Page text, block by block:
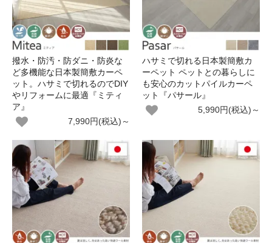
撥水・防汚・防ダニ・防炎な
ど多機能な日本製簡敷カーペ
ット。ハサミで切れるのでDIY
やリフォームに最適『ミティ
ア』
7,990円(税込)～
ハサミで切れる日本製簡敷カ
ーペット ペットとの暮らしに
も安心のカットパイルカーペ
ット『パサール』
5,990円(税込)～